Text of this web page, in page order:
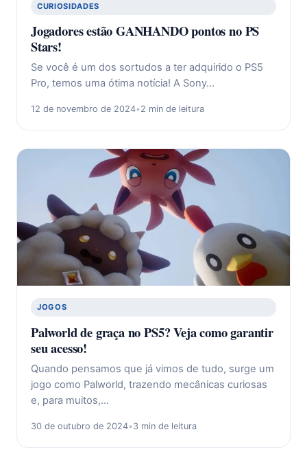
CURIOSIDADES
Jogadores estão GANHANDO pontos no PS
Stars!
Se você é um dos sortudos a ter adquirido o PS5
Pro, temos uma ótima notícia! A Sony…
12 de novembro de 2024•2 min de leitura
JOGOS
Palworld de graça no PS5? Veja como garantir
seu acesso!
Quando pensamos que já vimos de tudo, surge um
jogo como Palworld, trazendo mecânicas curiosas
e, para muitos,…
30 de outubro de 2024•3 min de leitura